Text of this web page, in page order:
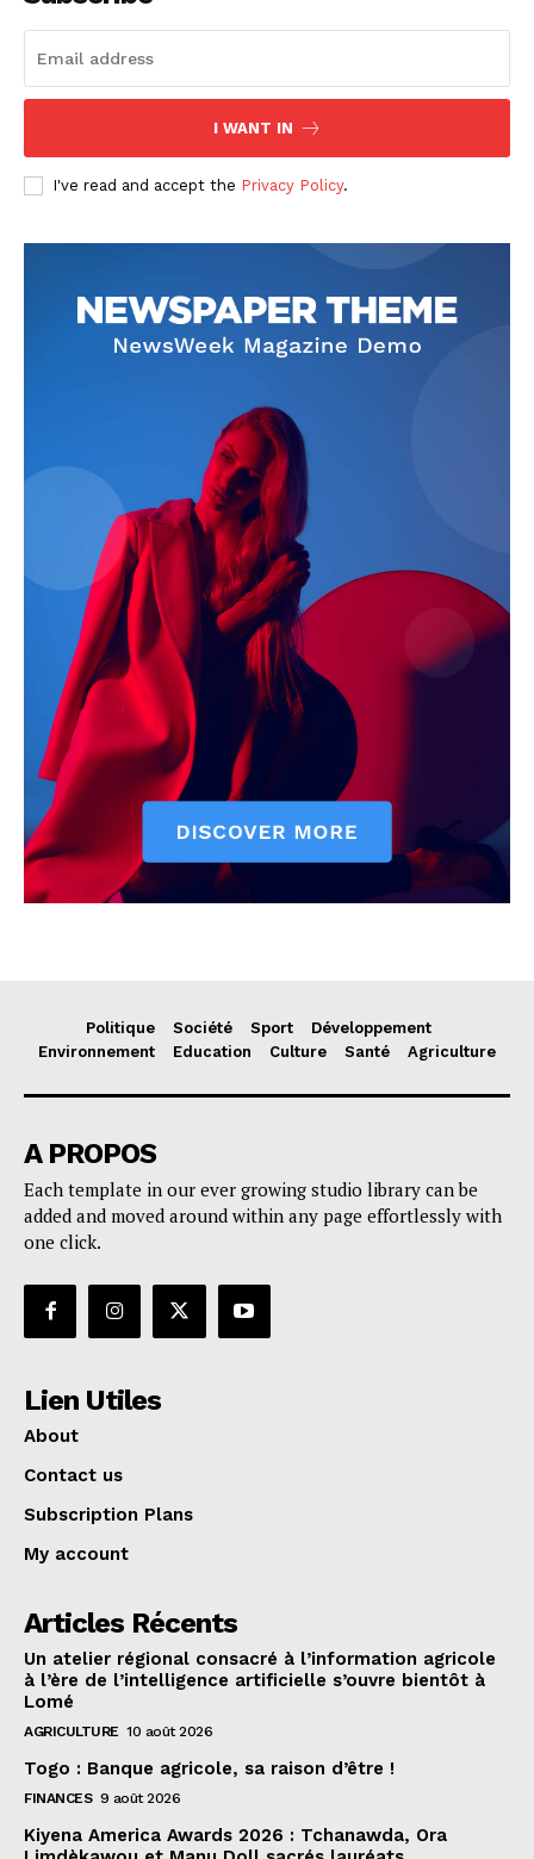
I WANT IN
I've read and accept the Privacy Policy.
Politique Société Sport
Développement
Environnement
Education Culture Santé Agriculture
A PROPOS
Each template in our ever growing studio library can be
added and moved around within any page effortlessly with
one click.
Lien Utiles
About
Contact us
Subscription Plans
My account
Articles Récents
Un atelier régional consacré à l’information agricole
à l’ère de l’intelligence artificielle s’ouvre bientôt à
Lomé
AGRICULTURE 10 août 2026
Togo : Banque agricole, sa raison d’être !
FINANCES 9 août 2026
Kiyena America Awards 2026 : Tchanawda, Ora